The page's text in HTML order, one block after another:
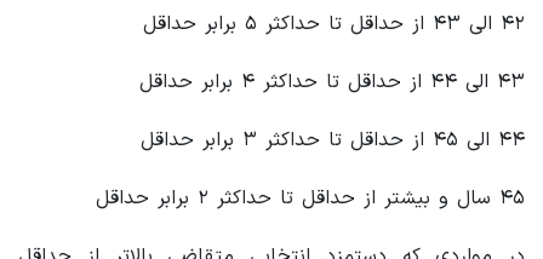
۴۲ الی ۴۳ از حداقل تا حداکثر ۵ برابر حداقل
۴۳ الی ۴۴ از حداقل تا حداکثر ۴ برابر حداقل
۴۴ الی ۴۵ از حداقل تا حداکثر ۳ برابر حداقل
۴۵ سال و بیشتر از حداقل تا حداکثر ۲ برابر حداقل